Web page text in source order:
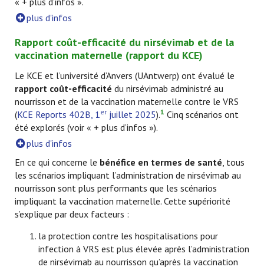
plus d'infos
Rapport coût-efficacité du nirsévimab et de la
vaccination maternelle (rapport du KCE)
Le KCE et l’université d’Anvers (UAntwerp) ont évalué le
rapport coût-efficacité du nirsévimab administré au
nourrisson et de la vaccination maternelle contre le VRS
(KCE Reports 402B, 1er juillet 2025).1 Cinq scénarios ont
été explorés (voir « + plus d’infos »).
plus d'infos
En ce qui concerne le bénéfice en termes de santé, tous
les scénarios impliquant l’administration de nirsévimab au
nourrisson sont plus performants que les scénarios
impliquant la vaccination maternelle. Cette supériorité
s’explique par deux facteurs :
la protection contre les hospitalisations pour
infection à VRS est plus élevée après l’administration
de nirsévimab au nourrisson qu’après la vaccination